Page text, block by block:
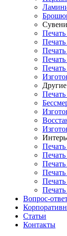
Печать
Печать
Печать
Печать
Печать
Печать
Печать
Печать
Вопрос-
Статьи
Контакты